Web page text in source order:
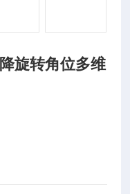
旋转角位多维